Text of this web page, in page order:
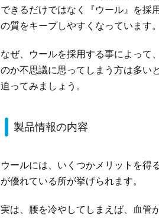
できるだけではなく『ウール』を採
の質をキープしやすくなっています。
なぜ、ウールを採用する事によって
のか不思議に思ってしまう方は多い
迫ってみましょう。
製品情報の内容
ウールには、いくつかメリットを得
が優れている所が挙げられます。
実は、腰を冷やしてしまえば、血管